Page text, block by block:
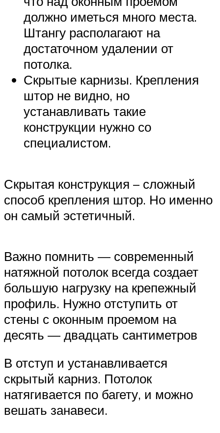
должно иметься много места.
Штангу располагают на
достаточном удалении от
потолка.
Скрытые карнизы. Крепления
штор не видно, но
устанавливать такие
конструкции нужно со
специалистом.
Скрытая конструкция – сложный
способ крепления штор. Но именно
он самый эстетичный.
Важно помнить — современный
натяжной потолок всегда создает
большую нагрузку на крепежный
профиль. Нужно отступить от
стены с оконным проемом на
десять — двадцать сантиметров
В отступ и устанавливается
скрытый карниз. Потолок
натягивается по багету, и можно
вешать занавеси.